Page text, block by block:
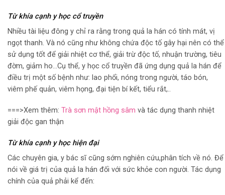
Từ khía cạnh y học cổ truyền
Nhiều tài liệu đông y chỉ ra rằng trong quả la hán có tính mát, vị
ngọt thanh. Và nó cũng như không chứa độc tố gây hại nên có thể
sử dụng tốt để giải nhiệt cơ thể, giải trừ độc tố, nhuận trường, tiêu
đờm, giảm ho…Cụ thể, y học cổ truyền đã ứng dụng quả la hán để
điều trị một số bệnh như: lao phổi, nóng trong người, táo bón,
viêm phế quản, viêm họng, đại tiện bí kết, tiểu rắt,..
===>Xem thêm: Trà sơn mật hồng sâm và tác dụng thanh nhiệt
giải độc gan thận
Từ khía cạnh y học hiện đại
Các chuyên gia, y bác sĩ cũng sớm nghiên cứu,phân tích về nó. Để
nói về giá trị của quả la hán đối với sức khỏe con người. Tác dụng
chính của quả phải kể đến: